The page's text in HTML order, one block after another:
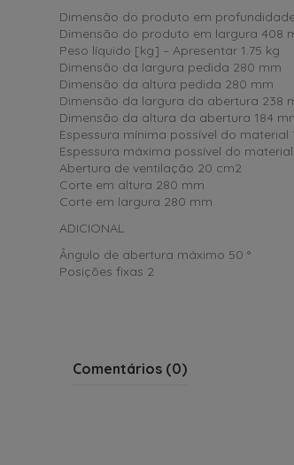
Dimensão do produto em
Dimensão do produto em largura 408
Peso líquido [kg] – Apresentar 1.75 kg
Dimensão da largura pedida 280 mm
Dimensão da altura pedida 280 mm
Dimensão da largura da abertura 238
Dimensão da altura da abertura 184
Espessura mínima possível do material
Espessura máxima possível do
Abertura de ventilação 20 cm2
Corte em altura 280 mm
Corte em largura 280 mm
ADICIONAL
Ângulo de abertura máximo 50 °
Posições fixas 2
Comentários (0)